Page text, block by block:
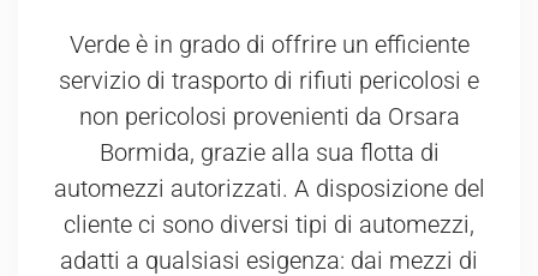
Verde è in grado di offrire un efficiente
servizio di trasporto di rifiuti pericolosi e
non pericolosi provenienti da Orsara
Bormida, grazie alla sua flotta di
automezzi autorizzati. A disposizione del
cliente ci sono diversi tipi di automezzi,
adatti a qualsiasi esigenza: dai mezzi di